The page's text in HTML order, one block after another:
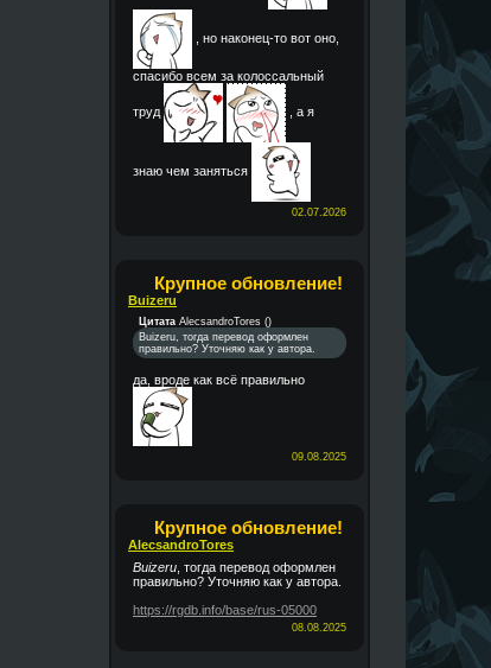
, но наконец-то вот оно,
спасибо всем за колоссальный
труд , а я
знаю чем заняться
02.07.2026
Крупное обновление!
Buizeru
Цитата AlecsandroTores ()
Buizeru, тогда перевод оформлен
правильно? Уточняю как у автора.
да, вроде как всё правильно
09.08.2025
Крупное обновление!
AlecsandroTores
Buizeru , тогда перевод оформлен
правильно? Уточняю как у автора.
https://rgdb.info/base/rus-05000
08.08.2025